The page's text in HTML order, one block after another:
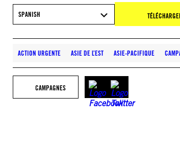
SPANISH
ACTION URGENTE ASIE DE L’EST ASIE-PACIFIQUE
CAMPAGNES